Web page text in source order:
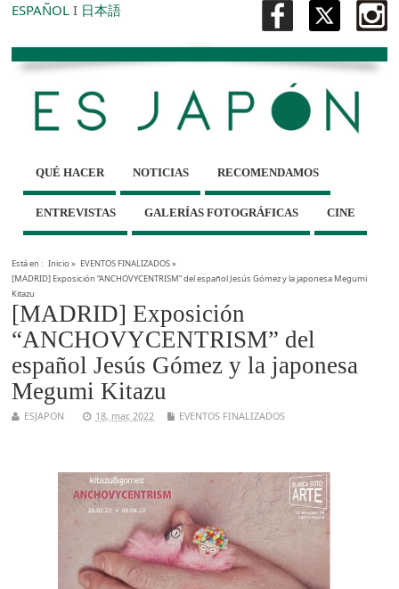
ESPAÑOL I 日本語
QUÉ HACER NOTICIAS RECOMENDAMOS
ENTREVISTAS GALERÍAS FOTOGRÁFICAS CINE
Está en : Inicio» EVENTOS FINALIZADOS»
[MADRID] Exposición “ANCHOVYCENTRISM” del español Jesús Gómez y la japonesa Megumi
Kitazu
[MADRID] Exposición
“ANCHOVYCENTRISM” del
español Jesús Gómez y la japonesa
Megumi Kitazu
ESJAPON 18, mar, 2022 EVENTOS FINALIZADOS